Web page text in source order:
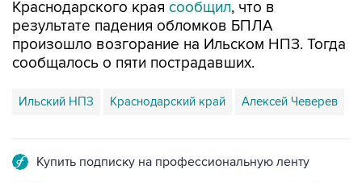
Краснодарского края сообщил, что в
результате падения обломков БПЛА
произошло возгорание на Ильском НПЗ. Тогда
сообщалось о пяти пострадавших.
Ильский НПЗ Краснодарский край Алексей Чеверев
Купить подписку на профессиональную ленту